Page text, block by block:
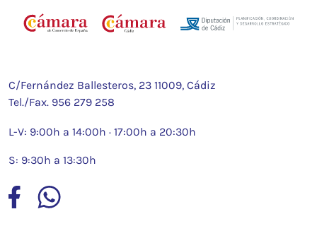
C/Fernández Ballesteros, 23 11009, Cádiz
Tel./Fax. 956 279 258
L-V: 9:00h a 14:00h · 17:00h a 20:30h
S: 9:30h a 13:30h